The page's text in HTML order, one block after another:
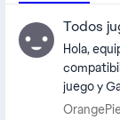
Todos
Hola, equipo de EA. Quería
juego y
amigos